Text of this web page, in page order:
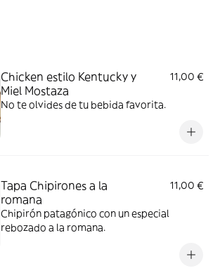
Chicken estilo Kentucky y
Miel Mostaza
11,00 €
No te olvides de tu bebida favorita.
Tapa Chipirones a la
romana
11,00 €
Chipirón patagónico con un especial
rebozado a la romana.